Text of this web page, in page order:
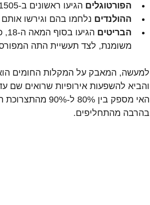
הפורטוגלים הגיעו ראשונים ב-1505 והשתלטו על הסחר בקינמון באכזריות.
ההולנדים נלחמו בהם וגירשו
הבריטים
משומנת, לצד תעשיית התה
למעשה, המאבק על המקלות החומים
והביא להשפעות אירופיות שרואים שם
האי מספק בין
בהרבה מהתחליפים.